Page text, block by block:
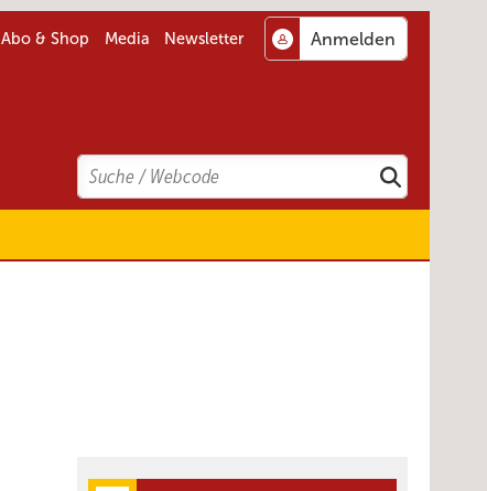
Abo & Shop Media Newsletter
Search
Suchen